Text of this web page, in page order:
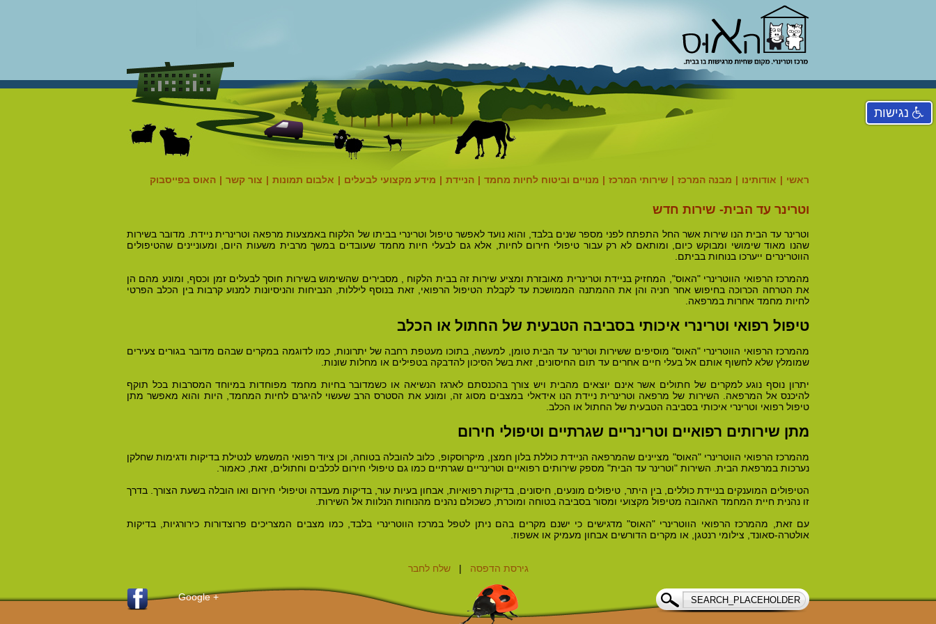
ראשי | אודותינו | מבנה המרכז | שירותי המרכז | מנויים וביטוח לחיות מחמד | הניידת | מידע מקצועי לבעלים | אלבום תמונות | צור קשר | האוס בפייסבוק
וטרינר עד הבית- שירות חדש
וטרינר עד הבית הנו שירות אשר החל התפתח לפני מספר שנים בלבד, והוא נועד לאפשר טיפול וטרינרי בביתו של הלקוח באמצעות מרפאה וטרינרית ניידת. מדובר בשירות
שהנו מאוד שימושי ומבוקש כיום, ומותאם לא רק עבור טיפולי חירום לחיות, אלא גם לבעלי חיות מחמד שעובדים במשך מרבית משעות היום, ומעוניינים שהטיפולים
הווטרינרים ייערכו בנוחות בביתם.
מהמרכז הרפואי הווטרינרי "האוס", המחזיק בניידת וטרינרית מאובזרת ומציע שירות זה בבית הלקוח , מסבירים שהשימוש בשירות חוסך לבעלים זמן וכסף, ומונע מהם הן
את הטרחה הכרוכה בחיפוש אחר חניה והן את ההמתנה הממושכת עד לקבלת הטיפול הרפואי, זאת בנוסף ליללות, הנביחות והניסיונות למנוע קרבות בין הכלב הפרטי
לחיות מחמד אחרות במרפאה.
טיפול רפואי וטרינרי איכותי בסביבה הטבעית של החתול או הכלב
מהמרכז הרפואי הווטרינרי "האוס" מוסיפים ששירות וטרינר עד הבית טומן, למעשה, בתוכו מעטפת רחבה של יתרונות, כמו לדוגמה במקרים שבהם מדובר בגורים צעירים
שמומלץ שלא לחשוף אותם אל בעלי חיים אחרים עד תום החיסונים, זאת בשל הסיכון להדבקה בטפילים או מחלות שונות.
יתרון נוסף נוגע למקרים של חתולים אשר אינם יוצאים מהבית ויש צורך בהכנסתם לארגז הנשיאה או כשמדובר בחיות מחמד מפוחדות במיוחד המסרבות בכל תוקף
להיכנס אל המרפאה. השירות של מרפאה וטרינרית ניידת הנו אידאלי במצבים מסוג זה, ומונע את הסטרס הרב שעשוי להיגרם לחיות המחמד, היות והוא מאפשר מתן
טיפול רפואי וטרינרי איכותי בסביבה הטבעית של החתול או הכלב.
מתן שירותים רפואיים וטרינריים שגרתיים וטיפולי חירום
מהמרכז הרפואי הווטרינרי "האוס" מציינים שהמרפאה הניידת כוללת בלון חמצן, מיקרוסקופ, כלוב להובלה בטוחה, וכן ציוד רפואי המשמש לנטילת בדיקות ודגימות שחלקן
נערכות במרפאת הבית. השירות "וטרינר עד הבית" מספק שירותים רפואיים וטרינריים שגרתיים כמו גם טיפולי חירום לכלבים וחתולים, זאת, כאמור.
הטיפולים המוענקים בניידת כוללים, בין היתר, טיפולים מונעים, חיסונים, בדיקות רפואיות, אבחון בעיות עור, בדיקות מעבדה וטיפולי חירום ואו הובלה בשעת הצורך. בדרך
זו נהנית חיית המחמד האהובה מטיפול מקצועי ומסור בסביבה בטוחה ומוכרת, כשכולם נהנים מהנוחות הנלוות אל השירות.
עם זאת, מהמרכז הרפואי הווטרינרי "האוס" מדגישים כי ישנם מקרים בהם ניתן לטפל במרכז הווטרינרי בלבד, כמו מצבים המצריכים פרוצדורות כירורגיות, בדיקות
אולטרה-סאונד, צילומי רנטגן, או מקרים הדורשים אבחון מעמיק או אשפוז.
גירסת הדפסה |שלח לחבר
נגישות
+ Google